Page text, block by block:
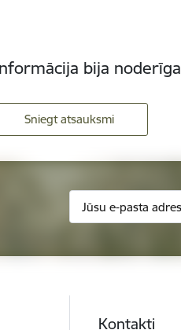
bija
Sniegt atsauksmi
Kontakti